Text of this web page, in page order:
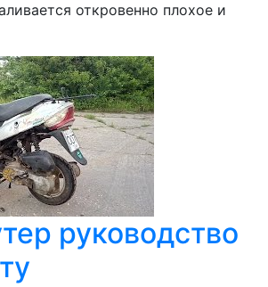
откровенно плохое и
руководство